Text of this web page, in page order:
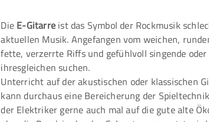
Die E-Gitarre ist das Symbol der Rockmusik
aktuellen Musik. Angefangen vom weichen,
fette, verzerrte Riffs und gefühlvoll singende
ihresgleichen suchen.
Unterricht auf der akustischen oder klassischen
kann durchaus eine Bereicherung der
der Elektriker gerne auch mal auf die gute alte